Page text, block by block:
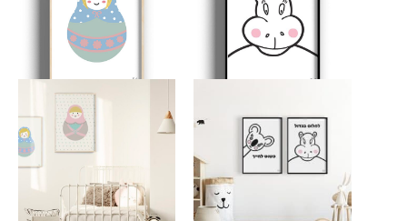
עד יש
מספר
סוגים.
האפשרויות
בעמוד
המוצר
עדיש
סוגים.
לבחור
את
האפשרויות
בעמוד
המוצר